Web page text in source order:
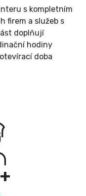
s kompletním
firem a služeb s
doplňují
hodiny
doba
+